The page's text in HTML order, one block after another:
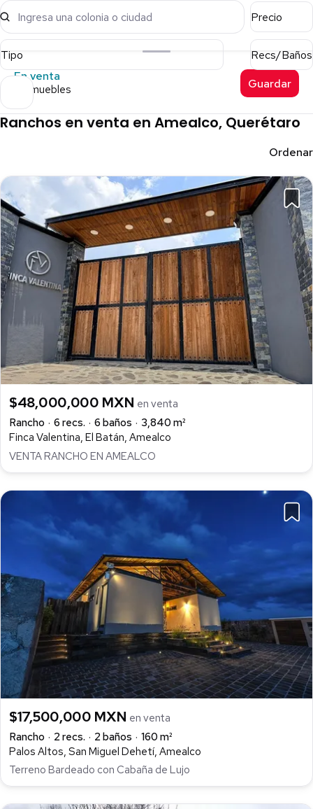
Ingresa una colonia o ciudad Precio
Tipo
Recs/Baños
En venta
5 inmuebles Guardar
Ranchos en venta en Amealco, Querétaro
Ordenar
$48,000,000 MXN en venta
Rancho
6 recs. 6 baños
3,840 m²
Finca Valentina, El Batán, Amealco
VENTA RANCHO EN AMEALCO
$17,500,000 MXN en venta
Rancho
2 recs. 2 baños
160 m²
Palos Altos, San Miguel Dehetí, Amealco
Terreno Bardeado con Cabaña de Lujo